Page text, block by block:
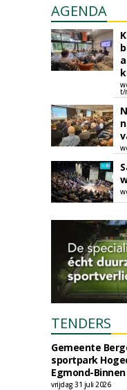
AGENDA
t/
TENDERS
Gemeente
sportpark
Egmond-
vrijdag 31 juli 2026